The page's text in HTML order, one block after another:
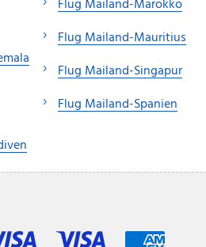
Flug Mailand-Marokko
Flug Mailand-Mauritius
Flug Mailand-Singapur
Flug Mailand-Spanien